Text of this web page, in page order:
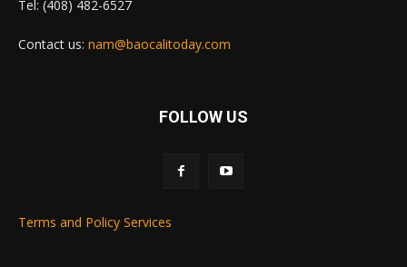
Tel: (408) 482-6527
Contact us: nam@baocalitoday.com
FOLLOW US
Terms and Policy Services